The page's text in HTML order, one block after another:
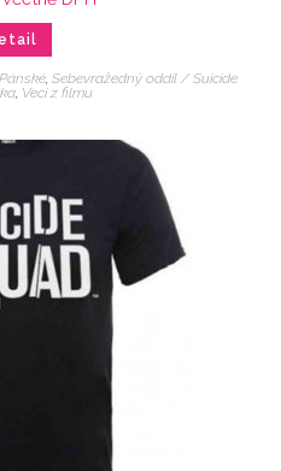
Pánské, Sebevražedný oddíl / Suicide
, Veci z filmu